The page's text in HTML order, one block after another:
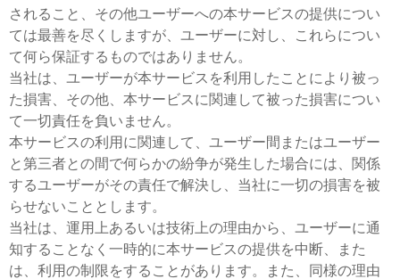
されること、その他ユーザーへの本サービスの提供につい
ては最善を尽くしますが、ユーザーに対し、これらについ
て何ら保証するものではありません。
当社は、ユーザーが本サービスを利用したことにより被っ
た損害、その他、本サービスに関連して被った損害につい
て一切責任を負いません。
本サービスの利用に関連して、ユーザー間またはユーザー
と第三者との間で何らかの紛争が発生した場合には、関係
するユーザーがその責任で解決し、当社に一切の損害を被
らせないこととします。
当社は、運用上あるいは技術上の理由から、ユーザーに通
知することなく一時的に本サービスの提供を中断、また
は、利用の制限をすることがあります。また、同様の理由